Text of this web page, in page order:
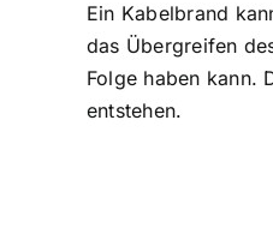
Ein Kabelbrand
das Übergreifen
Folge haben kann.
entstehen.